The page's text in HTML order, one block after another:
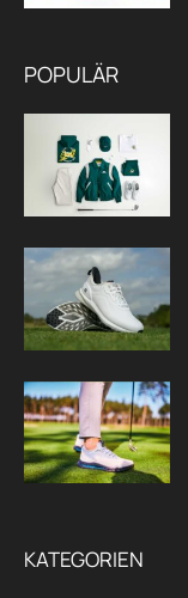
POPULÄR
KATEGORIEN